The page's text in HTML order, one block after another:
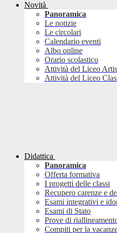
Novità
Panoramica
Le notizie
Le circolari
Calendario eventi
Albo online
Orario scolastico
Attività del Liceo
Attività del Liceo
Didattica
Panoramica
Offerta formativa
I progetti delle classi
Recupero carenze e
Esami integrativi e
Esami di Stato
Prove di
Compiti per la